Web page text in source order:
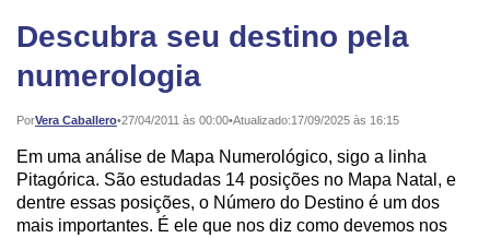
Descubra seu destino pela
numerologia
PorVera Caballero•
Publicado: 27/04/2011 às 00:00•Atualizado:17/09/2025 às 16:15
Em uma análise de Mapa Numerológico, sigo a linha
Pitagórica. São estudadas 14 posições no Mapa Natal, e
dentre essas posições, o Número do Destino é um dos
mais importantes. É ele que nos diz como devemos nos